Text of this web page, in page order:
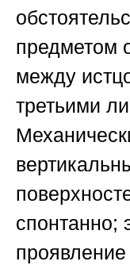
предметом
между
третьими
спонтанно;